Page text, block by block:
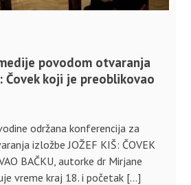
povodom otvaranja
Čovek koji je preoblikovao
održana konferencija za
izložbe JOŽEF KIŠ: ČOVEK
BAČKU, autorke dr Mirjane
vreme kraj 18. i početak […]